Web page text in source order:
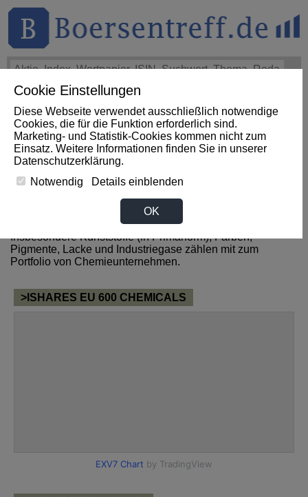
Cookie Einstellungen
Diese Webseite verwendet ausschließlich notwendige
Cookies, die für die Funktion erforderlich sind.
Marketing- und Statistik-Cookies kommen nicht zum
Einsatz. Weitere Informationen finden Sie in unserer
Datenschutzerklärung.
Notwendig
Details einblenden
OK
THEMEN HOT-STOCKS
News zum Sektor Chemie aus
Japan
Zum Sektor Chemie gehören alle Unternehmen, welche
Grund-, Spezial- und Agrarchemikalien herstellen.
Insbesondere Kunststoffe (in Primärform), Farben,
Pigmente, Lacke und Industriegase zählen mit zum
Portfolio von Chemieunternehmen.
>ISHARES EU 600 CHEMICALS